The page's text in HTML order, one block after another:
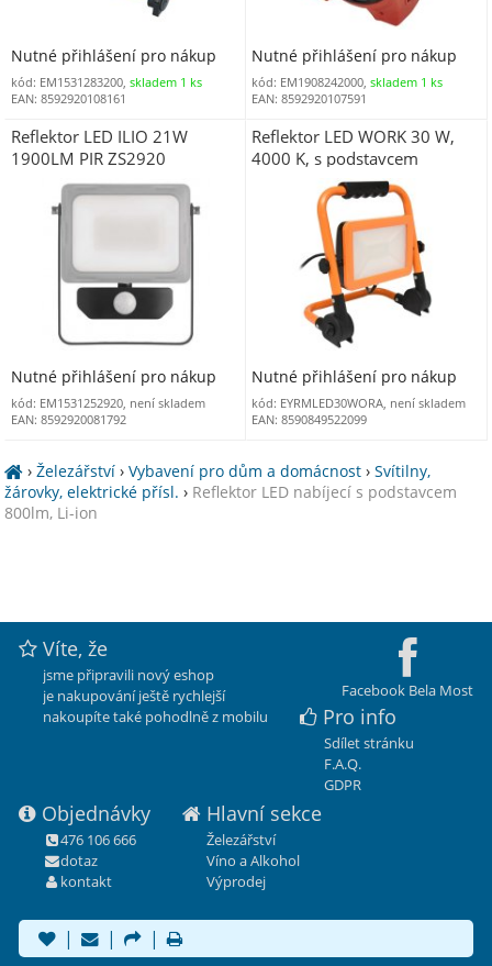
Nutné přihlášení pro nákup
kód: EM1531283200, skladem 1 ks
EAN: 8592920108161
Nutné přihlášení pro nákup
kód: EM1908242000,skladem 1 ks
EAN: 8592920107591
Reflektor LED ILIO 21W
1900LM PIR ZS2920
Nutné přihlášení pro nákup
kód: EM1531252920, není skladem
EAN: 8592920081792
Reflektor LED WORK 30 W,
4000 K, s podstavcem
Nutné přihlášení pro nákup
kód: EYRMLED30WORA, není skladem
EAN: 8590849522099
›Železářství ›Vybavení pro dům a domácnost ›Svítilny,
žárovky, elektrické přísl. › Reflektor LED nabíjecí s podstavcem
800lm, Li-ion
Facebook Bela Most
Víte, že
jsme připravili nový eshop
je nakupování ještě rychlejší
nakoupíte také pohodlně z mobilu
Pro info
Sdílet stránku
F.A.Q.
GDPR
Objednávky
476 106 666
dotaz
kontakt
Hlavní sekce
Železářství
Víno a Alkohol
Výprodej
| | |